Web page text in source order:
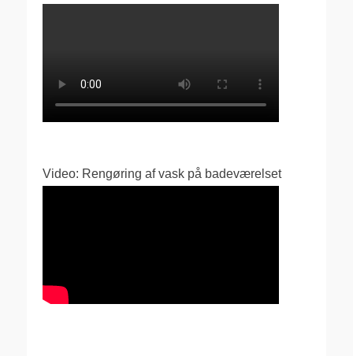
Video: Rengøring af vask på badeværelset